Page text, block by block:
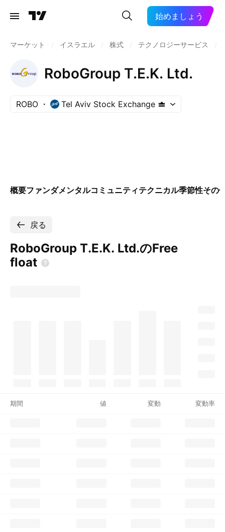
始めましょう
マーケット イスラエル 株式 テクノロジーサービス
RoboGroup T.E.K. Ltd.
ROBO Tel Aviv Stock Exchange
概要ファンダメンタルコミュニティテクニカル季節性その
戻る
RoboGroup T.E.K. Ltd.のFree
float
期間 値 変動 変動率